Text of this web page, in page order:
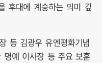
후대에 계승하는 의미 깊
등 김광우 유엔평화기념
명예 이사장 등 주요 보훈